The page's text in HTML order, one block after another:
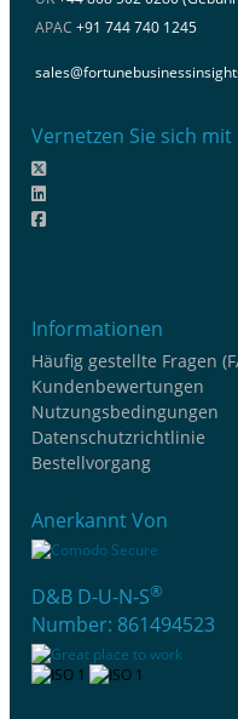
APAC +91 744 740 1245
Vernetzen Sie sich mit
Informationen
Häufig gestellte Fragen
Kundenbewertungen
Nutzungsbedingungen
Datenschutzrichtlinie
Bestellvorgang
Anerkannt Von
D&B D-U-N-S®
Number: 861494523